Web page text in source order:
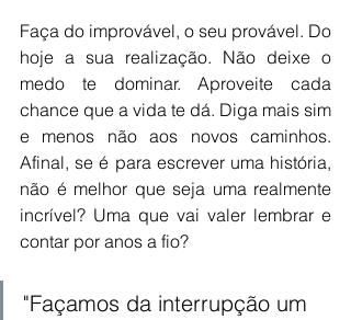
Faça do improvável, o seu provável. Do
hoje a sua realização. Não deixe o
medo te dominar. Aproveite cada
chance que a vida te dá. Diga mais sim
e menos não aos novos caminhos.
Afinal, se é para escrever uma história,
não é melhor que seja uma realmente
incrível? Uma que vai valer lembrar e
contar por anos a fio?
"Façamos da interrupção um